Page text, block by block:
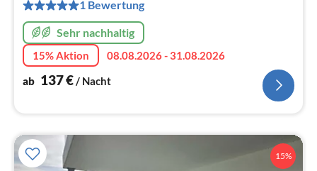
1 Bewertung
Sehr nachhaltig
15% Aktion
08.08.2026 - 31.08.2026
ab 137€ / Nacht
15%